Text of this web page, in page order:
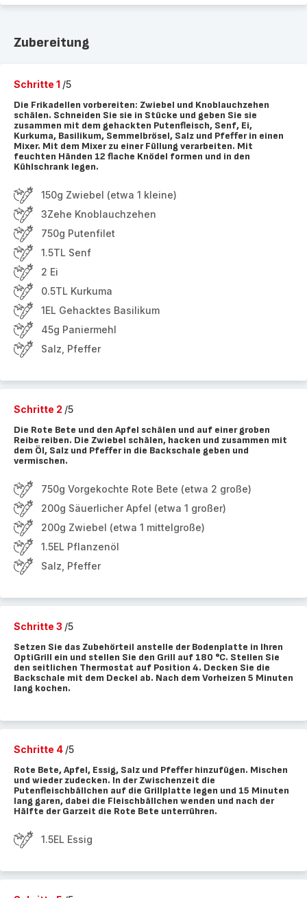
Zubereitung
Schritte 1 /5
Die Frikadellen vorbereiten: Zwiebel und Knoblauchzehen
schälen. Schneiden Sie sie in Stücke und geben Sie sie
zusammen mit dem gehackten Putenfleisch, Senf, Ei,
Kurkuma, Basilikum, Semmelbrösel, Salz und Pfeffer in einen
Mixer. Mit dem Mixer zu einer Füllung verarbeiten. Mit
feuchten Händen 12 flache Knödel formen und in den
Kühlschrank legen.
150g Zwiebel (etwa 1 kleine)
3Zehe Knoblauchzehen
750g Putenfilet
1.5TL Senf
2 Ei
0.5TL Kurkuma
1EL Gehacktes Basilikum
45g Paniermehl
Salz, Pfeffer
Schritte 2 /5
Die Rote Bete und den Apfel schälen und auf einer groben
Reibe reiben. Die Zwiebel schälen, hacken und zusammen mit
dem Öl, Salz und Pfeffer in die Backschale geben und
vermischen.
750g Vorgekochte Rote Bete (etwa 2 große)
200g Säuerlicher Apfel (etwa 1 großer)
200g Zwiebel (etwa 1 mittelgroße)
1.5EL Pflanzenöl
Salz, Pfeffer
Schritte 3 /5
Setzen Sie das Zubehörteil anstelle der Bodenplatte in Ihren
OptiGrill ein und stellen Sie den Grill auf 180 °C. Stellen Sie
den seitlichen Thermostat auf Position 4. Decken Sie die
Backschale mit dem Deckel ab. Nach dem Vorheizen 5 Minuten
lang kochen.
Schritte 4 /5
Rote Bete, Apfel, Essig, Salz und Pfeffer hinzufügen. Mischen
und wieder zudecken. In der Zwischenzeit die
Putenfleischbällchen auf die Grillplatte legen und 15 Minuten
lang garen, dabei die Fleischbällchen wenden und nach der
Hälfte der Garzeit die Rote Bete unterrühren.
1.5EL Essig